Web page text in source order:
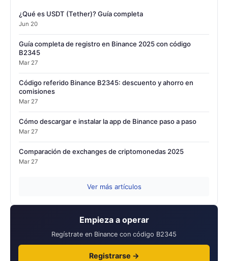
¿Qué es USDT (Tether)? Guía completa
Jun 20
Guía completa de registro en Binance 2025 con código
B2345
Mar 27
Código referido Binance B2345: descuento y ahorro en
comisiones
Mar 27
Cómo descargar e instalar la app de Binance paso a paso
Mar 27
Comparación de exchanges de criptomonedas 2025
Mar 27
Ver más artículos
Empieza a operar
Regístrate en Binance con código B2345
Registrarse →